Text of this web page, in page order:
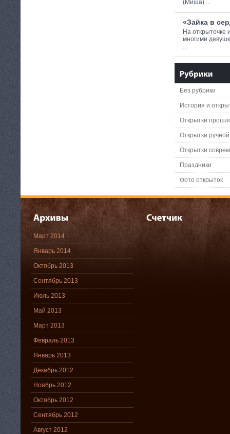
(Миша) ...
«Зайка в
На открыточке
многими
Без рубрики
История и
Открытки
Открытки
Открытки
Праздники
Фото открыток
Март 2014
Январь 2014
Октябрь 2013
Сентябрь 2013
Июль 2013
Май 2013
Март 2013
Февраль 2013
Январь 2013
Декабрь 2012
Ноябрь 2012
Октябрь 2012
Сентябрь 2012
Август 2012